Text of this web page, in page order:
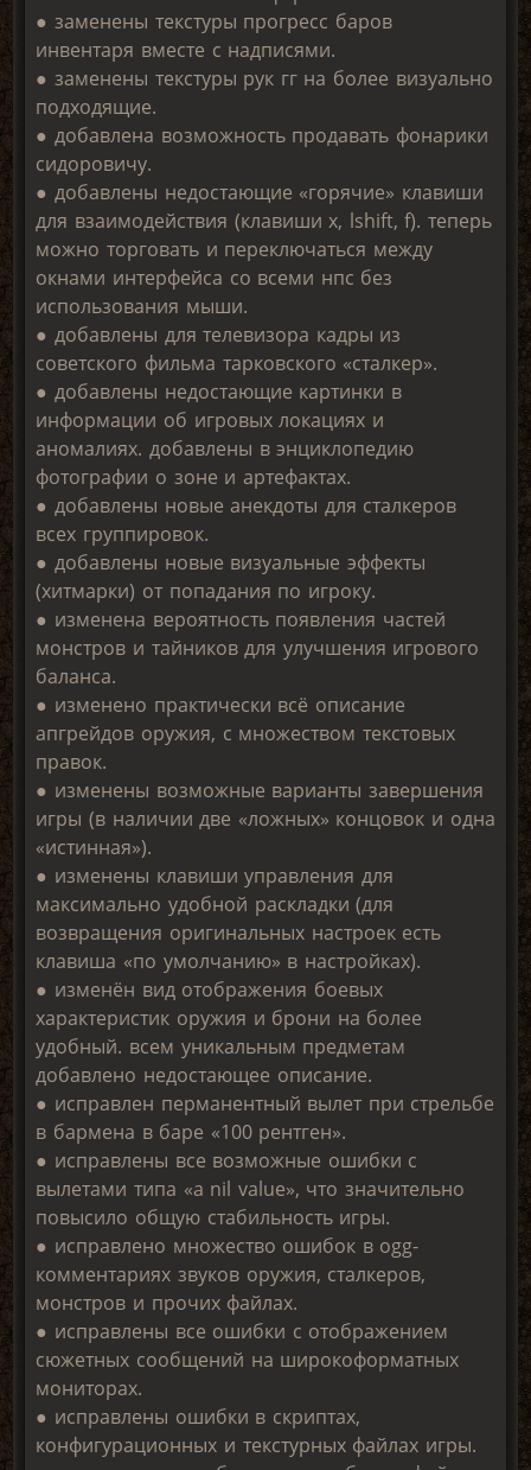
● заменены текстуры прогресс баров
инвентаря вместе с надписями.
● заменены текстуры рук гг на более визуально
подходящие.
● добавлена возможность продавать фонарики
сидоровичу.
● добавлены недостающие «горячие» клавиши
для взаимодействия (клавиши x, lshift, f). теперь
можно торговать и переключаться между
окнами интерфейса со всеми нпс без
использования мыши.
● добавлены для телевизора кадры из
советского фильма тарковского «сталкер».
● добавлены недостающие картинки в
информации об игровых локациях и
аномалиях. добавлены в энциклопедию
фотографии о зоне и артефактах.
● добавлены новые анекдоты для сталкеров
всех группировок.
● добавлены новые визуальные эффекты
(хитмарки) от попадания по игроку.
● изменена вероятность появления частей
монстров и тайников для улучшения игрового
баланса.
● изменено практически всё описание
апгрейдов оружия, с множеством текстовых
правок.
● изменены возможные варианты завершения
игры (в наличии две «ложных» концовок и одна
«истинная»).
● изменены клавиши управления для
максимально удобной раскладки (для
возвращения оригинальных настроек есть
клавиша «по умолчанию» в настройках).
● изменён вид отображения боевых
характеристик оружия и брони на более
удобный. всем уникальным предметам
добавлено недостающее описание.
● исправлен перманентный вылет при стрельбе
в бармена в баре «100 рентген».
● исправлены все возможные ошибки с
вылетами типа «a nil value», что значительно
повысило общую стабильность игры.
● исправлено множество ошибок в ogg-
комментариях звуков оружия, сталкеров,
монстров и прочих файлах.
● исправлены все ошибки с отображением
сюжетных сообщений на широкоформатных
мониторах.
● исправлены ошибки в скриптах,
конфигурационных и текстурных файлах игры.